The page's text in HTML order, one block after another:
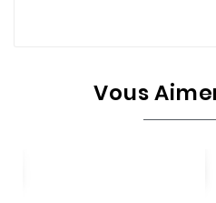
Vous